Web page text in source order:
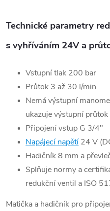
Technické parametry
s vyhříváním 24V a
Vstupní tlak 200 bar
Průtok 3 až 30 l/min
Nemá výstupní
ukazuje výstupní
Připojení vstup G 3/4"
Napájecí napětí24 V
Hadičník 8 mm a
Splňuje normy a
redukční ventil a ISO
Matička a hadičník pro